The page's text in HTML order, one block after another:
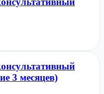
3 месяцев)